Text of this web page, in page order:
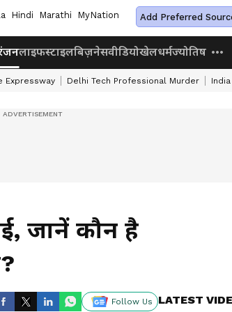
Hindi Marathi MyNation Add Preferred
लाइफस्टाइलबिज़नेसवीडियोखेलधर्मज्योतिष
Expressway Delhi Tech Professional Murder
जानें कौन है
Follow Us LATEST